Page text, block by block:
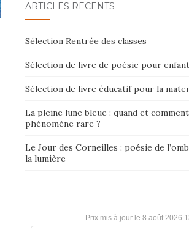
ARTICLES RÉCENTS
Sélection Rentrée des classes
Sélection de livre de poésie pour enfant
Sélection de livre éducatif pour la
La pleine lune bleue : quand et
phénomène rare ?
Le Jour des Corneilles : poésie de
la lumière
8 août 2026